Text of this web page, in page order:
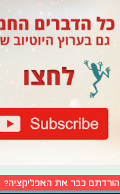
הורדתם כבר את האפליקציה?